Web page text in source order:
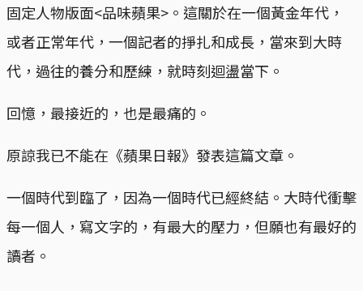
固定人物版面<品味蘋果>。這關於在一個黃金年代，
或者正常年代，一個記者的掙扎和成長，當來到大時
代，過往的養分和歷練，就時刻迴盪當下。
回憶，最接近的，也是最痛的。
原諒我已不能在《蘋果日報》發表這篇文章。
一個時代到臨了，因為一個時代已經終結。大時代衝擊
每一個人，寫文字的，有最大的壓力，但願也有最好的
讀者。